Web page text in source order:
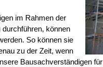
im Rahmen der
durchführen, können
So können sie
zu der Zeit, wenn
Bausachverständigen